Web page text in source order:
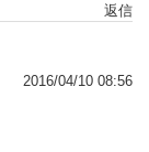
返信
2016/04/10 08:56